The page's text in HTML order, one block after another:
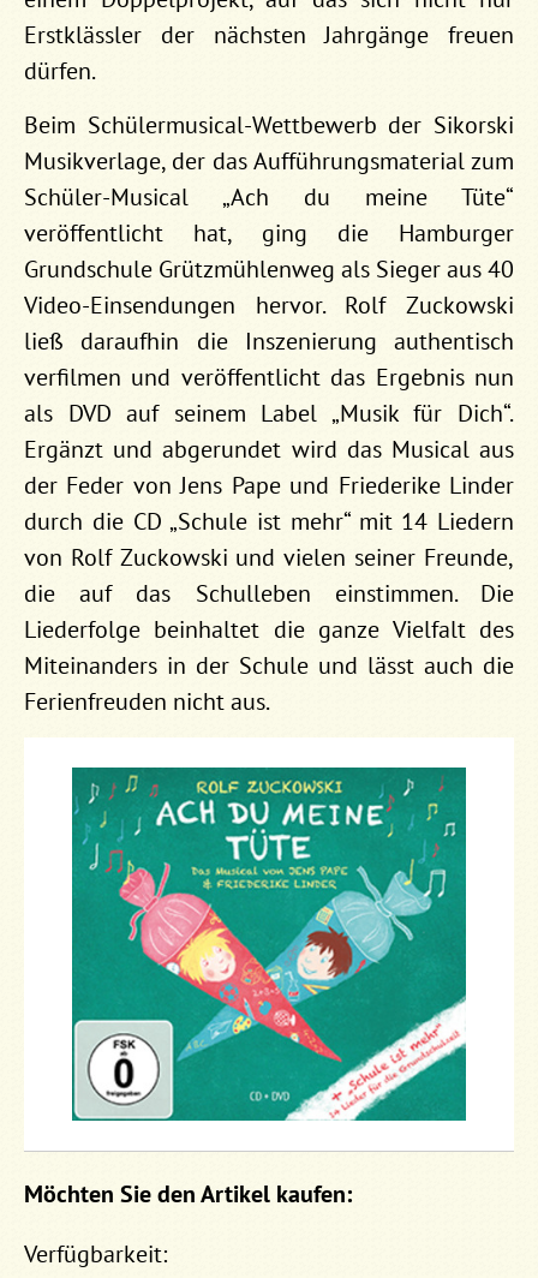
Erstklässler der nächsten Jahrgänge freuen
dürfen.
Beim Schülermusical-Wettbewerb der Sikorski
Musikverlage, der das Aufführungsmaterial zum
Schüler-Musical „Ach du meine Tüte“
veröffentlicht hat, ging die Hamburger
Grundschule Grützmühlenweg als Sieger aus 40
Video-Einsendungen hervor. Rolf Zuckowski
ließ daraufhin die Inszenierung authentisch
verfilmen und veröffentlicht das Ergebnis nun
als DVD auf seinem Label „Musik für Dich“.
Ergänzt und abgerundet wird das Musical aus
der Feder von Jens Pape und Friederike Linder
durch die CD „Schule ist mehr“ mit 14 Liedern
von Rolf Zuckowski und vielen seiner Freunde,
die auf das Schulleben einstimmen. Die
Liederfolge beinhaltet die ganze Vielfalt des
Miteinanders in der Schule und lässt auch die
Ferienfreuden nicht aus.
Möchten Sie den Artikel kaufen:
Verfügbarkeit: